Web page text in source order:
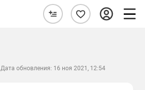
Дата обновления: 16 ноя 2021, 12:54